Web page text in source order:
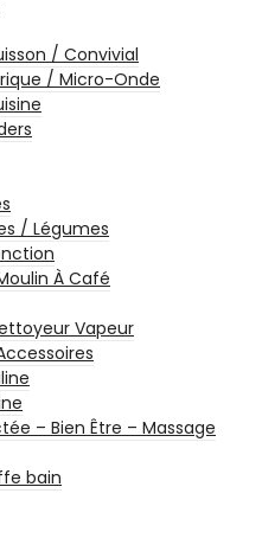
/ Convivial
/ Micro-Onde
/ Légumes
À Café
Vapeur
– Bien Être – Massage
bain